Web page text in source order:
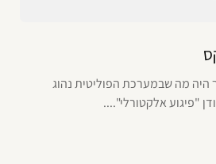
מה שבמערכת הפוליטית נהוג
"פיגוע אלקטורלי"....